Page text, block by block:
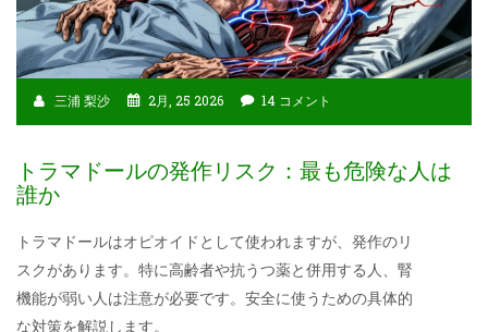
三浦 梨沙 2月, 25 2026 14 コメント
トラマドールの発作リスク：最も危険な人は
誰か
トラマドールはオピオイドとして使われますが、発作のリ
スクがあります。特に高齢者や抗うつ薬と併用する人、腎
機能が弱い人は注意が必要です。安全に使うための具体的
な対策を解説します。